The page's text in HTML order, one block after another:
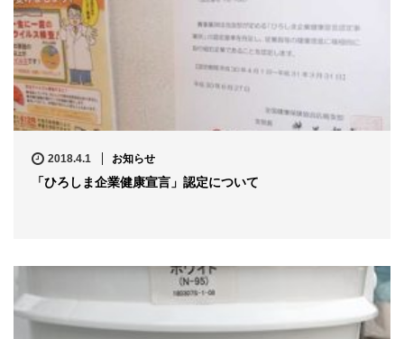
2018.4.1 お知らせ
「ひろしま企業健康宣言」認定について